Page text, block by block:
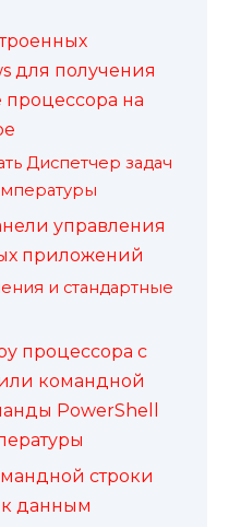
для получения
процессора на
Диспетчер задач
управления
приложений
и стандартные
процессора с
командной
PowerShell
строки
к данным